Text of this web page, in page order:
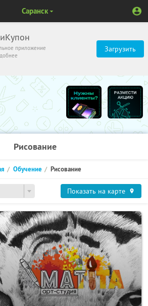
приложение
Загрузить
Саранск
Рисование
Обучение Рисование
Показать на карте